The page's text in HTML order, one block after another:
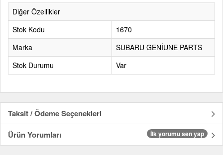
Diğer Özellikler
Stok Kodu
1670
Marka
SUBARU GENİUNE PARTS
Stok Durumu
Var
Taksit / Ödeme Seçenekleri
Ürün Yorumları
İlk yorumu sen yap